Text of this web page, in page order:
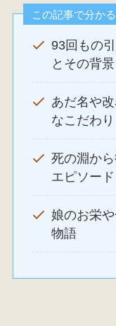
この記事で分か
93回もの
とその背景
あだ名や
なこだわり
死の淵か
エピソード
娘のお栄
物語